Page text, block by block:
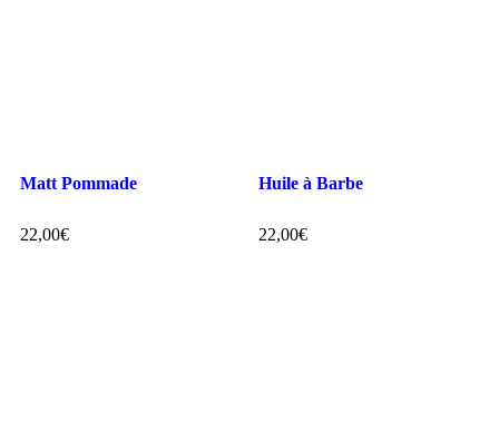
Matt Pommade
22,00€
Huile à Barbe
22,00€